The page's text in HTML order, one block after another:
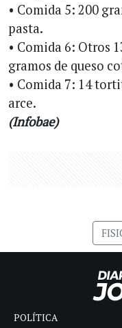
• Comida 5: 200
pasta.
• Comida 6: Otros
gramos de queso
• Comida 7: 14
arce.
(Infobae)
POLÍTICA